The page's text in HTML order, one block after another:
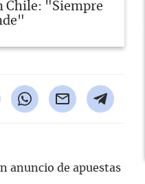
Chile: "Siempre
anuncio de apuestas